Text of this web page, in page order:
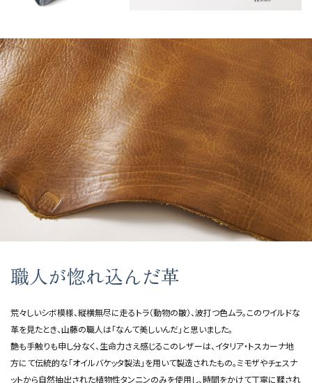
職人が惚れ込んだ革
荒々しいシボ模様、縦横無尽に走るトラ（動物の皺）、波打つ色ムラ。このワイルドな
革を見たとき、山藤の職人は「なんて美しいんだ」と思いました。
艶も手触りも申し分なく、生命力さえ感じるこのレザーは、イタリア・トスカーナ地
方にて伝統的な「オイルバケッタ製法」を用いて製造されたもの。ミモザやチェスナ
ットから自然抽出された植物性タンニンのみを使用し、時間をかけて丁寧に鞣され